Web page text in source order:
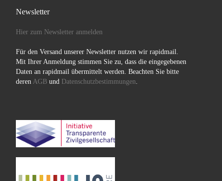
Newsletter
Hier zum Newsletter anmelden
Für den Versand unserer Newsletter nutzen wir rapidmail.
Mit Ihrer Anmeldung stimmen Sie zu, dass die eingegebenen
Daten an rapidmail übermittelt werden. Beachten Sie bitte
deren AGBund Datenschutzbestimmungen